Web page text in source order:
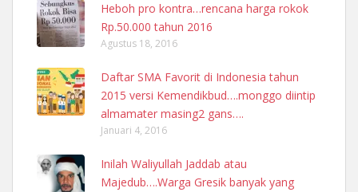
Heboh pro kontra…rencana harga rokok
Rp.50.000 tahun 2016
Agustus 18, 2016
Daftar SMA Favorit di Indonesia tahun
2015 versi Kemendikbud….monggo diintip
almamater masing2 gans….
Januari 4, 2016
Inilah Waliyullah Jaddab atau
Majedub….Warga Gresik banyak yang